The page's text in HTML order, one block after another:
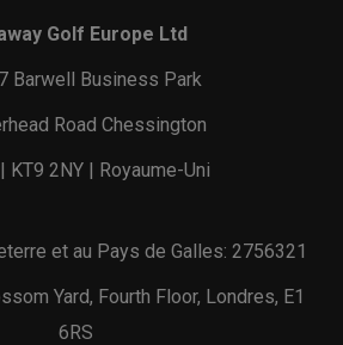
Golf Europe Ltd
Barwell Business Park
Road Chessington
KT9 2NY | Royaume-Uni
et au Pays de Galles: 2756321
Yard, Fourth Floor, Londres, E1
6RS